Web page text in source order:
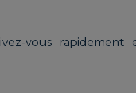
vous